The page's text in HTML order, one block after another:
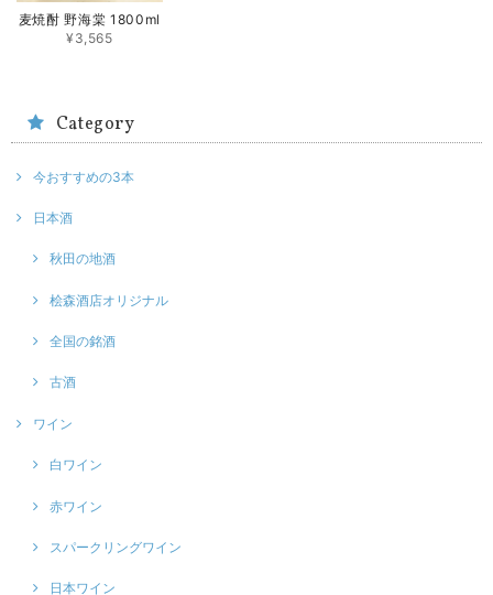
麦焼酎 野海棠 1800ml
¥3,565
Category
今おすすめの3本
日本酒
秋田の地酒
桧森酒店オリジナル
全国の銘酒
古酒
ワイン
白ワイン
赤ワイン
スパークリングワイン
日本ワイン